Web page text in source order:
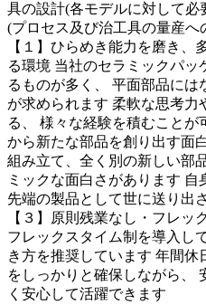
具の設計(各モデルに対して必
(プロセス及び治工具の量産へ
【１】ひらめき能力を磨き、
る環境 当社のセラミックパッ
るものが多く、 平面部品には
が求められます 柔軟な思考力
る、 様々な経験を積むこと
から新たな部品を創り出す面
組み立て、全く別の新しい部
ミックな面白さがあります
先端の製品として世に送り出
【３】原則残業なし・フレッ
フレックスタイム制を導入し
き方を推奨しています 年間休
をしっかりと確保しながら、
く安心して活躍できます